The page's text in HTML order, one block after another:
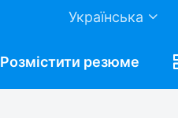
Українська
Розмістити резюме